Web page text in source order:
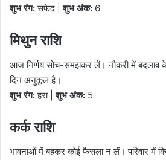
शुभ रंग:सफेद |शुभ अंक: 6
मिथुन राशि
आज निर्णय सोच-समझकर लें। नौकरी में बदलाव के
दिन अनुकूल है।
शुभ रंग:हरा |शुभ अंक: 5
कर्क राशि
भावनाओं में बहकर कोई फैसला न लें। परिवार में